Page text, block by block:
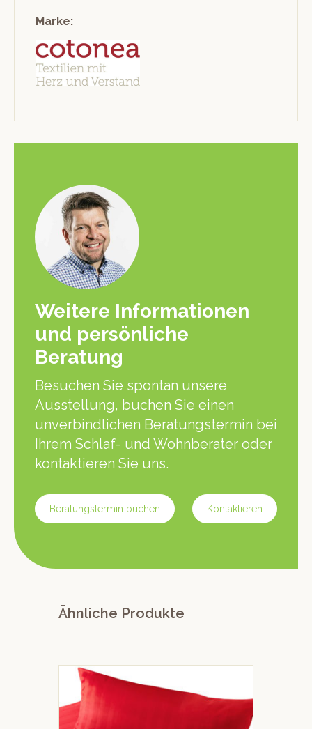
Marke:
Weitere Informationen
und persönliche
Beratung
Besuchen Sie spontan unsere
Ausstellung, buchen Sie einen
unverbindlichen Beratungstermin bei
Ihrem Schlaf- und Wohnberater oder
kontaktieren Sie uns.
Beratungstermin buchen Kontaktieren
Ähnliche Produkte